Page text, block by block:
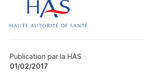
Publication par la HAS
01/02/2017